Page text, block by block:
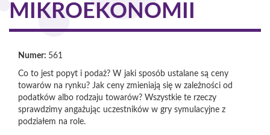
MIKROEKONOMII
Numer: 561
Co to jest popyt i podaż? W jaki sposób ustalane są ceny
towarów na rynku? Jak ceny zmieniają się w zależności od
podatków albo rodzaju towarów? Wszystkie te rzeczy
sprawdzimy angażując uczestników w gry symulacyjne z
podziałem na role.